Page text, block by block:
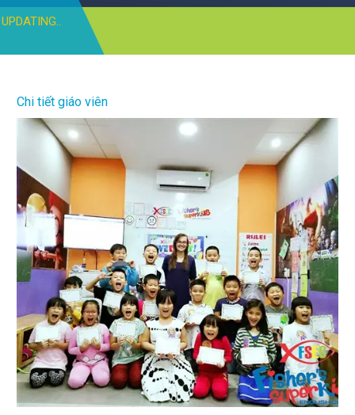
UPDATING..
Chi tiết giáo viên